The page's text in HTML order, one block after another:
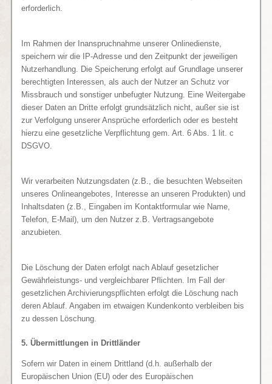
erforderlich.
Im Rahmen der Inanspruchnahme unserer Onlinedienste,
speichern wir die IP-Adresse und den Zeitpunkt der jeweiligen
Nutzerhandlung. Die Speicherung erfolgt auf Grundlage unserer
berechtigten Interessen, als auch der Nutzer an Schutz vor
Missbrauch und sonstiger unbefugter Nutzung. Eine Weitergabe
dieser Daten an Dritte erfolgt grundsätzlich nicht, außer sie ist
zur Verfolgung unserer Ansprüche erforderlich oder es besteht
hierzu eine gesetzliche Verpflichtung gem. Art. 6 Abs. 1 lit. c
DSGVO.
Wir verarbeiten Nutzungsdaten (z.B., die besuchten Webseiten
unseres Onlineangebotes, Interesse an unseren Produkten) und
Inhaltsdaten (z.B., Eingaben im Kontaktformular wie Name,
Telefon, E-Mail), um den Nutzer z.B. Vertragsangebote
anzubieten.
Die Löschung der Daten erfolgt nach Ablauf gesetzlicher
Gewährleistungs- und vergleichbarer Pflichten. Im Fall der
gesetzlichen Archivierungspflichten erfolgt die Löschung nach
deren Ablauf. Angaben im etwaigen Kundenkonto verbleiben bis
zu dessen Löschung.
5. Übermittlungen in Drittländer
Sofern wir Daten in einem Drittland (d.h. außerhalb der
Europäischen Union (EU) oder des Europäischen